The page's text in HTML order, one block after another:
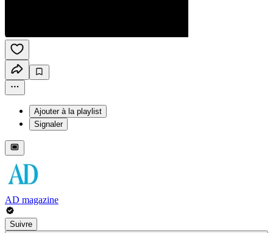
Ajouter à la playlist
Signaler
AD magazine
Suivre